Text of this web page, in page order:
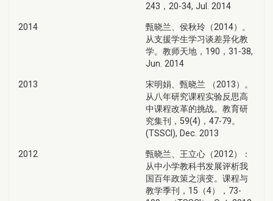
243，20-34, Jul. 2014
2014
甄晓兰、侯秋玲（2014）。
从支援学生学习谈差异化教
学。教师天地，190，31-38,
Jun. 2014
2013
宋明娟、甄晓兰 （2013）。
从八年研究课程实验反思高
中课程改革的挑战。教育研
究集刊，59(4)，47-79。
(TSSCI), Dec. 2013
2012
甄晓兰、王立心（2012）：
从中小学教科书发展评析我
国百年政策之演变。课程与
教学季刊，15（4），73-